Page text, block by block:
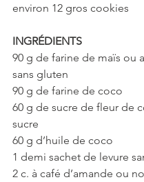
environ 12 gros cookies
INGRÉDIENTS
90 g de farine de maïs ou
sans gluten
90 g de farine de coco
60 g de sucre de fleur de
sucre
60 g d’huile de coco
1 demi sachet de levure
2 c. à café d’amande ou